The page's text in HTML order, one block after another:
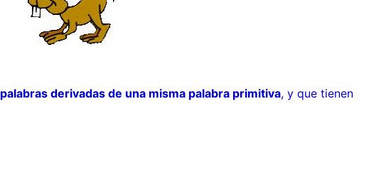
palabras derivadas de una misma palabra primitiva, y que tienen